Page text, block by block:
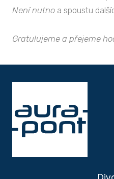
Není nutno a spoustu
Gratulujeme a přejeme